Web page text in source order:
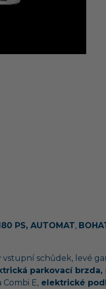
PS, AUTOMAT,
schůdek, levé
parkovací brzda,
E, elektrické